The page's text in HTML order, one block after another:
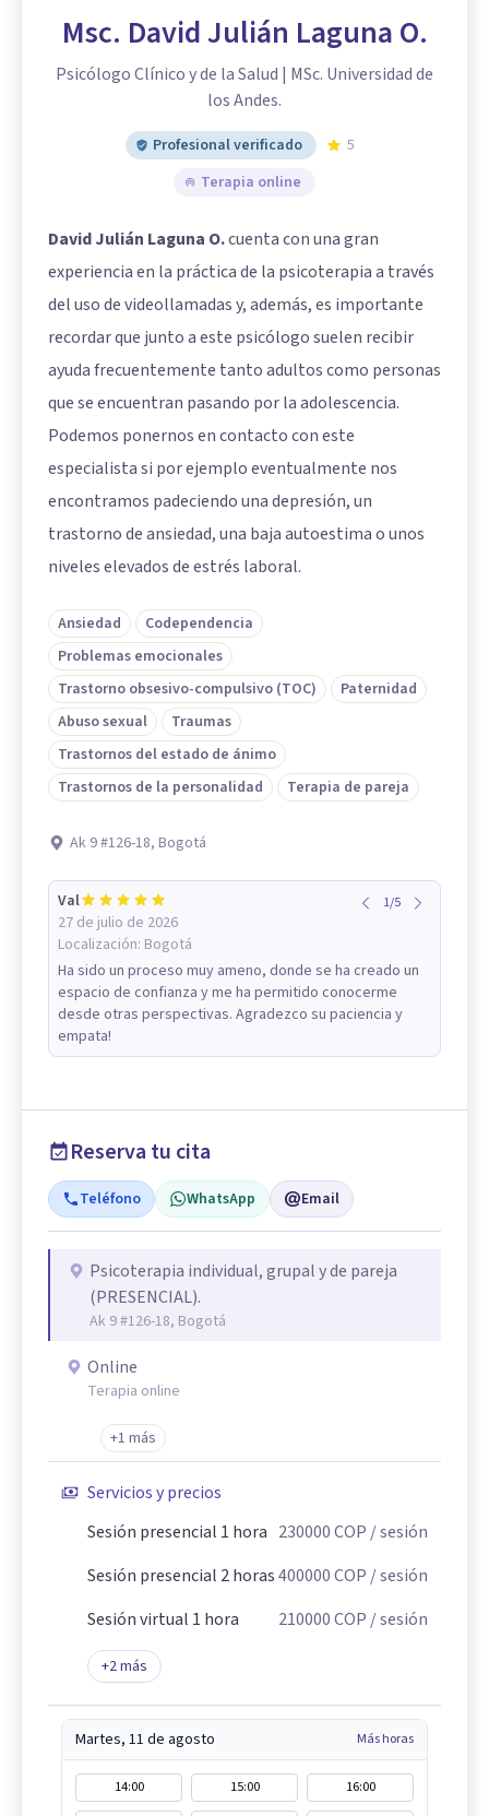
Msc. David Julián Laguna O.
Psicólogo Clínico y de la Salud | MSc. Universidad de
los Andes.
Profesional verificado
5
Terapia online
David Julián Laguna O.cuenta con una gran
experiencia en la práctica de la psicoterapia a través
del uso de videollamadas y, además, es importante
recordar que junto a este psicólogo suelen recibir
ayuda frecuentemente tanto adultos como personas
que se encuentran pasando por la adolescencia.
Podemos ponernos en contacto con este
especialista si por ejemplo eventualmente nos
encontramos padeciendo una depresión, un
trastorno de ansiedad, una baja autoestima o unos
niveles elevados de estrés laboral.
Ansiedad
Codependencia
Problemas emocionales
Trastorno obsesivo-compulsivo (TOC)
Paternidad
Abuso sexual
Traumas
Trastornos del estado de ánimo
Trastornos de la personalidad
Terapia de pareja
Ak 9 #126-18, Bogotá
Val
27 de julio de 2026
Localización: Bogotá
1/5
Ha sido un proceso muy ameno, donde se ha creado un
espacio de confianza y me ha permitido conocerme
desde otras perspectivas. Agradezco su paciencia y
empata!
Reserva tu cita
Teléfono WhatsApp Email
Psicoterapia individual, grupal y de pareja
(PRESENCIAL).
Ak 9 #126-18, Bogotá
Online
Terapia online
+1 más
Servicios y precios
Sesión presencial 1 hora 230000COP / sesión
Sesión presencial 2 horas400000COP / sesión
Sesión virtual 1 hora
210000COP / sesión
+2más
Martes, 11 de agosto Más horas
14:00 15:00
16:00